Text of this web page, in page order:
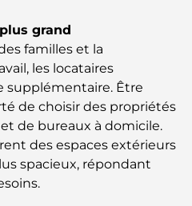
Tradition Meets
: Guide des meilleurs cafés
de Dubaï : Ma
grand
familles et la
les locataires
supplémentaire. Être
de choisir des propriétés
de bureaux à domicile.
des espaces extérieurs
spacieux, répondant